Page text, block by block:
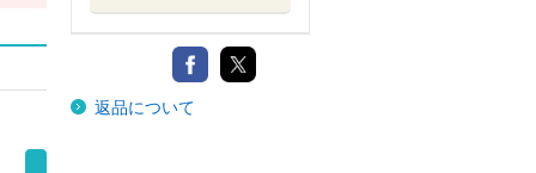
返品について